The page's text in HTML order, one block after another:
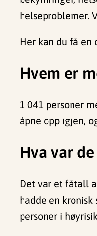
helseproblemer.
Her kan du få en
Hvem er
1 041 personer
åpne opp igjen,
Hva var
Det var et fåtall
hadde en
personer i